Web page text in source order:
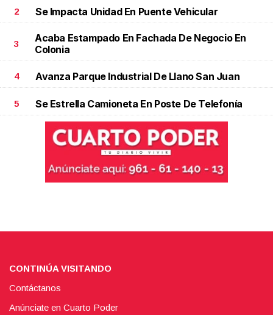
2 Se Impacta Unidad En Puente Vehicular
3
Acaba Estampado En Fachada De Negocio En
Colonia
4 Avanza Parque Industrial De Llano San Juan
5 Se Estrella Camioneta En Poste De Telefonía
CONTINÚA VISITANDO
Contáctanos
Anúnciate en Cuarto Poder